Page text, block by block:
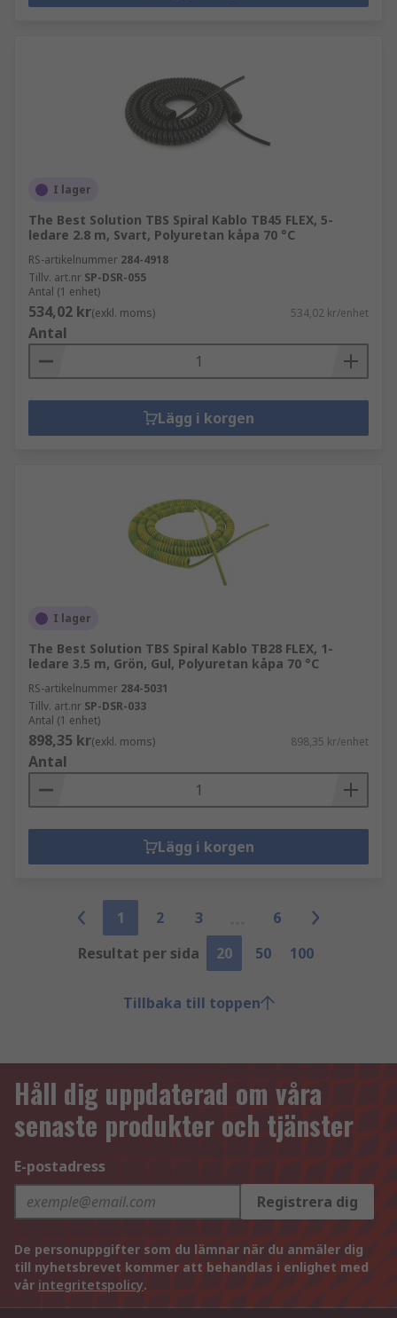
I lager
The Best Solution TBS Spiral Kablo TB45 FLEX, 5-
ledare 2.8 m, Svart, Polyuretan kåpa 70 °C
RS-artikelnummer 284-4918
Tillv. art.nr SP-DSR-055
Antal (1 enhet)
534,02 kr(exkl. moms) 534,02 kr/enhet
Antal
Lägg i korgen
I lager
The Best Solution TBS Spiral Kablo TB28 FLEX, 1-
ledare 3.5 m, Grön, Gul, Polyuretan kåpa 70 °C
RS-artikelnummer 284-5031
Tillv. art.nr SP-DSR-033
Antal (1 enhet)
898,35 kr(exkl. moms) 898,35 kr/enhet
Antal
Lägg i korgen
1 2 3
6
Resultat per sida
20 50 100
Tillbaka till toppen
Håll dig uppdaterad om våra
senaste produkter och tjänster
E-postadress
Registrera dig
De personuppgifter som du lämnar när du anmäler dig
till nyhetsbrevet kommer att behandlas i enlighet med
vår integritetspolicy.